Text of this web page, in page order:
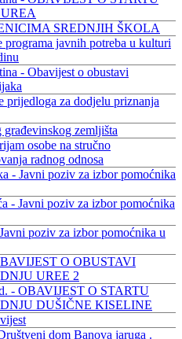
SREDNJIH ŠKOLA
programa javnih potreba u kulturi
- Obavijest o obustavi
prijedloga za dodjelu priznanja
građevinskog zemljišta
osobe na stručno
radnog odnosa
- Javni poziv za izbor pomoćnika
- Javni poziv za izbor pomoćnika
poziv za izbor pomoćnika u
O OBUSTAVI
UREE 2
- OBAVIJEST O STARTU
DUŠIČNE KISELINE
dom Banova jaruga .